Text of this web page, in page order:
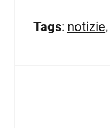
Tags: notizie,